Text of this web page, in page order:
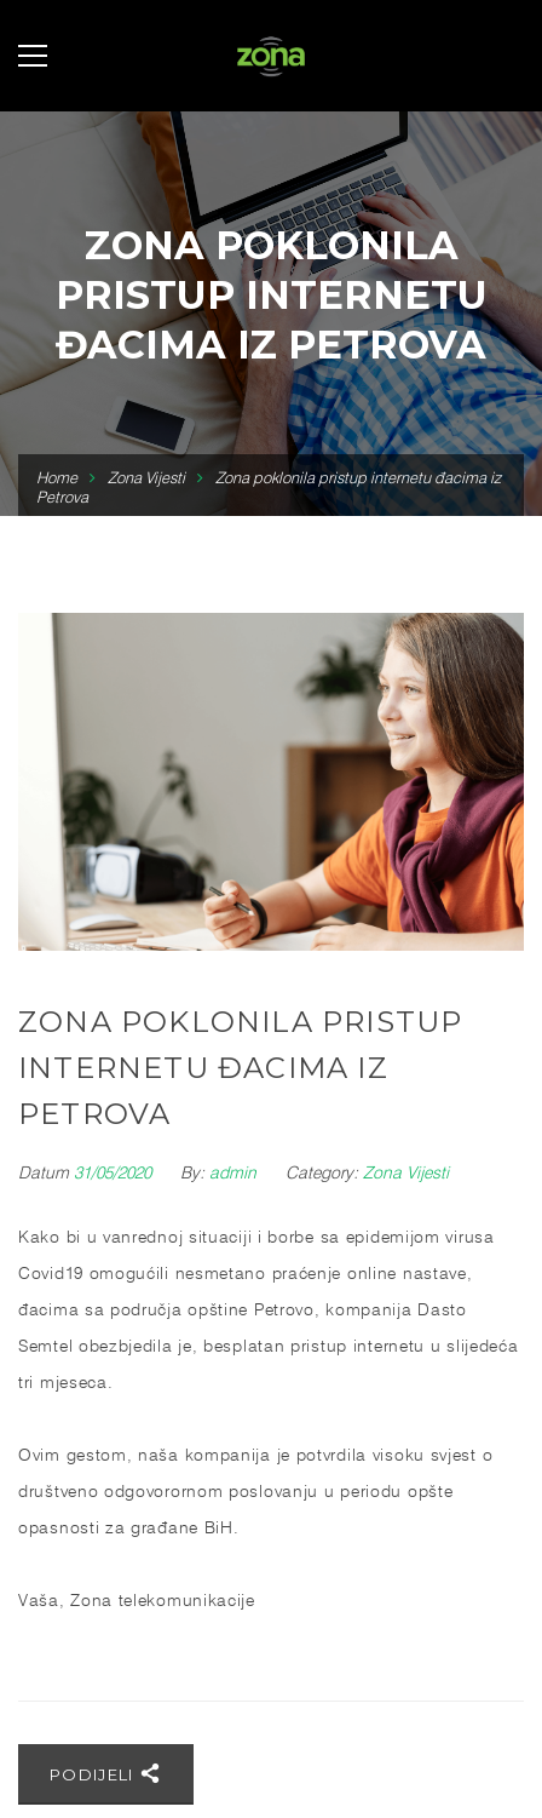
ZONA POKLONILA
PRISTUP INTERNETU
ĐACIMA IZ PETROVA
Home Zona Vijesti Zona poklonila pristup internetu đacima iz
Petrova
ZONA POKLONILA PRISTUP
INTERNETU ĐACIMA IZ
PETROVA
Datum 31/05/2020 By: admin Category: Zona Vijesti
Kako bi u vanrednoj situaciji i borbe sa epidemijom virusa
Covid19 omogućili nesmetano praćenje online nastave,
đacima sa područja opštine Petrovo, kompanija Dasto
Semtel obezbjedila je, besplatan pristup internetu u slijedeća
tri mjeseca.
Ovim gestom, naša kompanija je potvrdila visoku svjest o
društveno odgovorornom poslovanju u periodu opšte
opasnosti za građane BiH.
Vaša, Zona telekomunikacije
PODIJELI